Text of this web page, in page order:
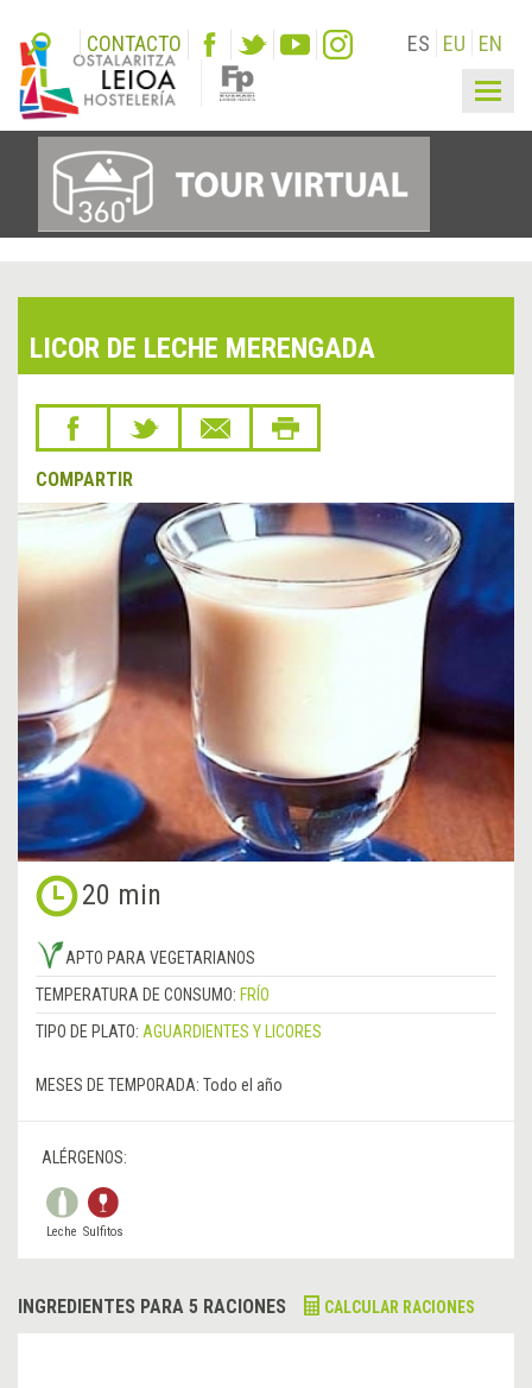
CONTACTO ES EU EN
LICOR DE LECHE MERENGADA
COMPARTIR
20 min
APTO PARA VEGETARIANOS
TEMPERATURA DE CONSUMO: FRÍO
TIPO DE PLATO: AGUARDIENTES Y LICORES
MESES DE TEMPORADA: Todo el año
ALÉRGENOS:
Leche Sulfitos
INGREDIENTES PARA 5 RACIONES CALCULAR RACIONES